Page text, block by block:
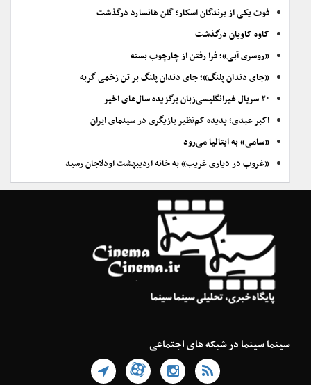
فوت یکی از برندگان اسکار؛ گلن هانسارد درگذشت
کاوه کاویان درگذشت
«روسری آبی»؛ فرا رفتن از چارچوب بسته
«جای دندان پلنگ»؛ جای دندان پلنگ بر تن زخمی گربه
۲۰ سریال غیرانگلیسی‌زبان برگزیده سال‌های اخیر
اکبر عبدی؛ پدیده کم‌نظیر بازیگری در سینمای ایران
«سامی» به ایتالیا می‌رود
«غروب در دیاری غریب» به خانه اردیبهشت اودلاجان رسید
سینما سینما در شبکه های اجتماعی